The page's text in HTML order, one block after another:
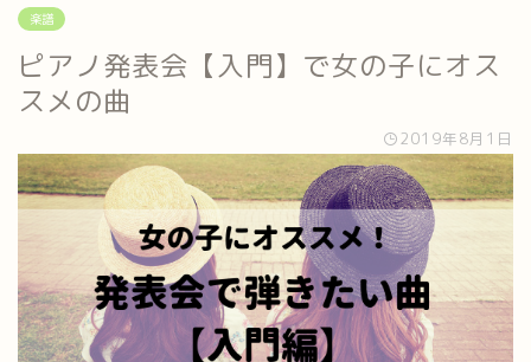
楽譜
ピアノ発表会【入門】で女の子にオス
スメの曲
2019年8月1日